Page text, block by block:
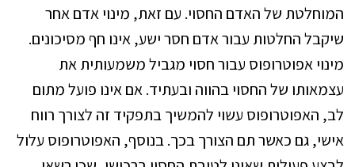
המוחלטת של האדם החסוי. עם זאת, מינוי אדם אחר
שיקבל החלטות עבור אדם חסר ישע, אינו חף מסיכונים.
מינוי אפוטרופוס עבור חסוי מגביל משמעותית את
עצמאותו של החסוי בהווה ובעתיד. אם אינו פועל מתום
לב, האפוטרופוס עשוי להמשיך בתפקיד זה לצורך רווח
אישי, גם כאשר תם הצורך בכך. בנוסף, האפוטרופוס עלול